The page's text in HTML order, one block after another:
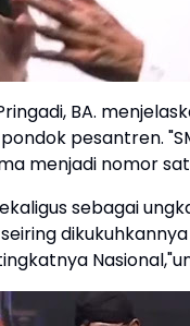
BA.
pesantren.
menjadi nomor
sebagai
dikukuhkannya